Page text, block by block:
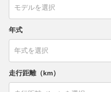
年式
走行距離（km）